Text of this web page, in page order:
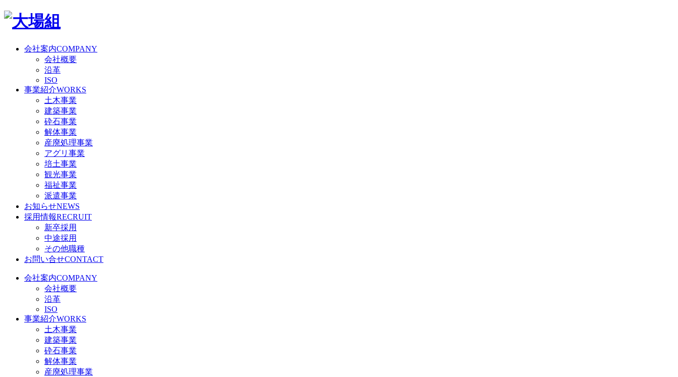
会社案内COMPANY
会社概要
沿革
ISO
事業紹介WORKS
土木事業
建築事業
砕石事業
解体事業
産廃処理事業
アグリ事業
培土事業
観光事業
福祉事業
派遣事業
お知らせNEWS
採用情報RECRUIT
新卒採用
中途採用
その他職種
お問い合せCONTACT
会社案内COMPANY
会社概要
沿革
ISO
事業紹介WORKS
土木事業
建築事業
砕石事業
解体事業
産廃処理事業